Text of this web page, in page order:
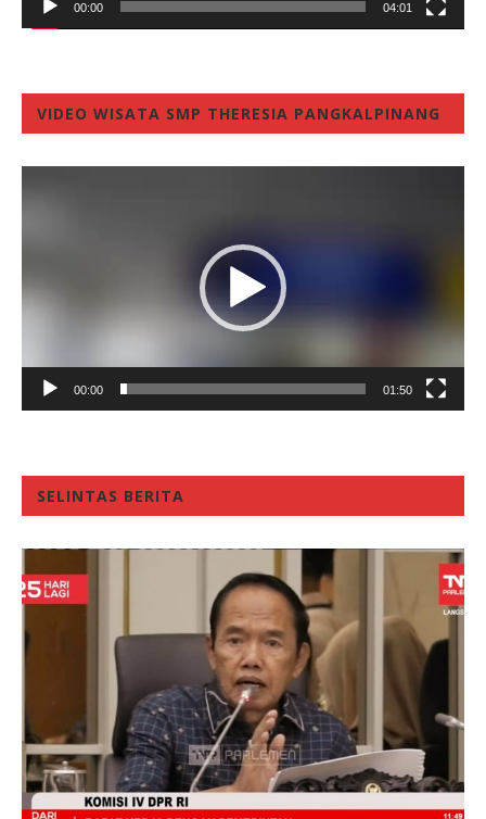
00:00 04:01
VIDEO WISATA SMP THERESIA PANGKALPINANG
00:00 01:50
SELINTAS BERITA